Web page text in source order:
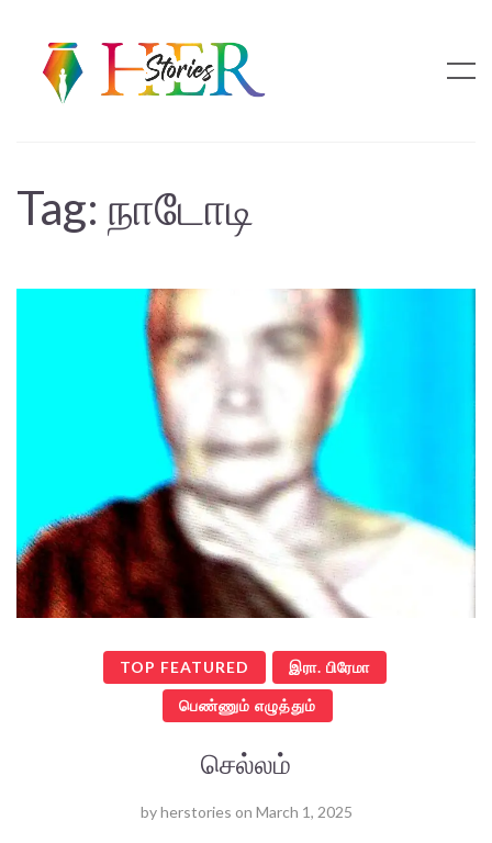
Tag: நாடோடி
TOP FEATURED இரா. பிரேமா
பெண்ணும் எழுத்தும்
செல்லம்
byherstories on March 1, 2025